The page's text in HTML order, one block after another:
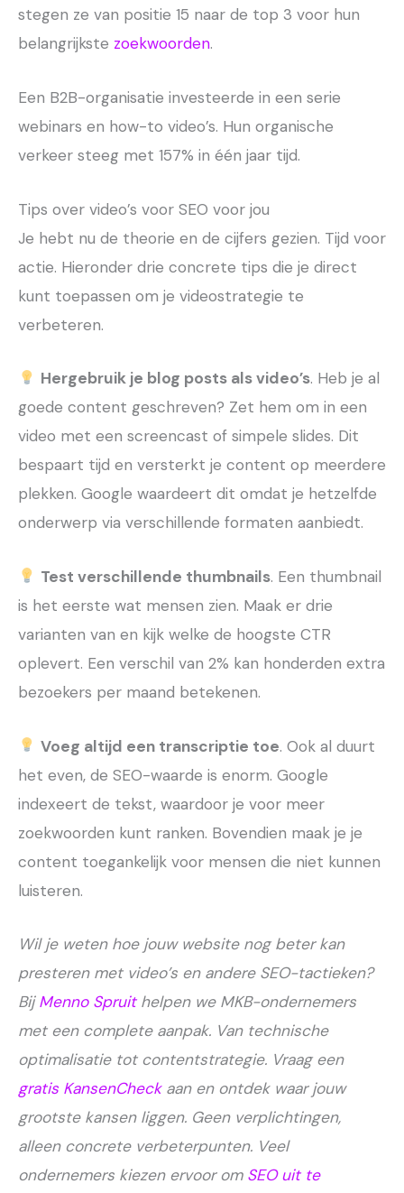
stegen ze van positie 15 naar de top 3 voor hun
belangrijkste zoekwoorden.
Een B2B-organisatie investeerde in een serie
webinars en how-to video’s. Hun organische
verkeer steeg met 157% in één jaar tijd.
Tips over video’s voor SEO voor jou
Je hebt nu de theorie en de cijfers gezien. Tijd voor
actie. Hieronder drie concrete tips die je direct
kunt toepassen om je videostrategie te
verbeteren.
Hergebruik je blog posts als video’s. Heb je al
goede content geschreven? Zet hem om in een
video met een screencast of simpele slides. Dit
bespaart tijd en versterkt je content op meerdere
plekken. Google waardeert dit omdat je hetzelfde
onderwerp via verschillende formaten aanbiedt.
Test verschillende thumbnails. Een thumbnail
is het eerste wat mensen zien. Maak er drie
varianten van en kijk welke de hoogste CTR
oplevert. Een verschil van 2% kan honderden extra
bezoekers per maand betekenen.
Voeg altijd een transcriptie toe. Ook al duurt
het even, de SEO-waarde is enorm. Google
indexeert de tekst, waardoor je voor meer
zoekwoorden kunt ranken. Bovendien maak je je
content toegankelijk voor mensen die niet kunnen
luisteren.
Wil je weten hoe jouw website nog beter kan
presteren met video’s en andere SEO-tactieken?
BijMenno Spruithelpen we MKB-ondernemers
met een complete aanpak. Van technische
optimalisatie tot contentstrategie. Vraag een
gratis KansenCheckaan en ontdek waar jouw
grootste kansen liggen. Geen verplichtingen,
alleen concrete verbeterpunten. Veel
ondernemers kiezen ervoor om SEO uit te